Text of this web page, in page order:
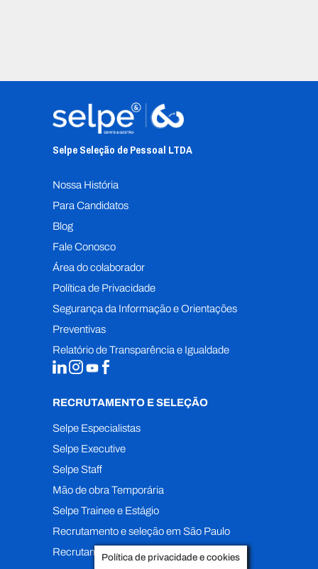
Selpe Seleção de Pessoal LTDA
Nossa História
Para Candidatos
Blog
Fale Conosco
Área do colaborador
Política de Privacidade
Segurança da Informação e Orientações
Preventivas
Relatório de Transparência e Igualdade
RECRUTAMENTO E SELEÇÃO
Selpe Especialistas
Selpe Executive
Selpe Staff
Mão de obra Temporária
Selpe Trainee e Estágio
Recrutamento e seleção em São Paulo
Recrutamento e seleção em Recife
Política de privacidade e cookies